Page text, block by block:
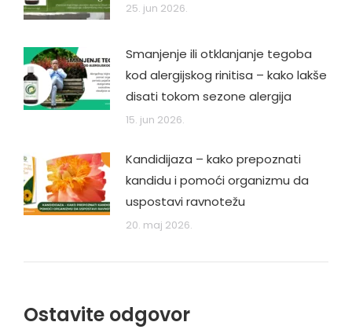
25. jun 2026.
Smanjenje ili otklanjanje tegoba
kod alergijskog rinitisa – kako lakše
disati tokom sezone alergija
15. jun 2026.
Kandidijaza – kako prepoznati
kandidu i pomoći organizmu da
uspostavi ravnotežu
20. maj 2026.
Ostavite odgovor